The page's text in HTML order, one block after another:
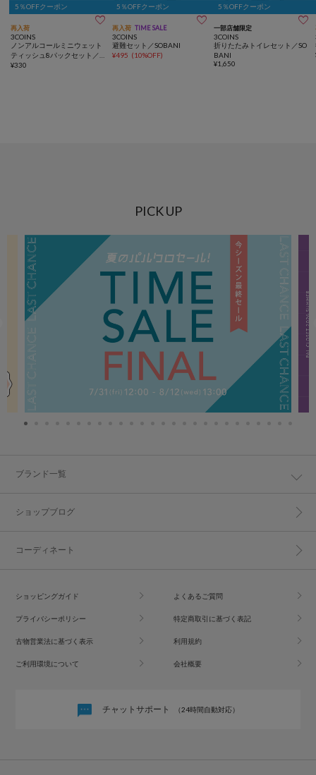
5％OFFクーポン
再入荷 
3COINS
ノンアルコールミニウェット
ティッシュ8パックセット／S
OBANI
¥330
5％OFFクーポン
再入荷 TIME SALE 
3COINS
避難セット／SOBANI
¥495 (10%OFF)
5％OFFクーポン
一部店舗限定 
3COINS
折りたたみトイレセット／SO
BANI
¥1,650
PICK UP
ブランド一覧
ショップブログ
コーディネート
ショッピングガイド よくあるご質問
プライバシーポリシー 特定商取引に基づく表記
古物営業法に基づく表示 利用規約
ご利用環境について 会社概要
チャットサポート （24時間自動対応）